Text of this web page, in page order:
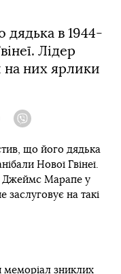
дядька в 1944-
Лідер
на них ярлики
TelegramViber
що його дядька
Нової Гвінеї.
Джеймс Марапе у
заслуговує на такі
меморіал зниклих